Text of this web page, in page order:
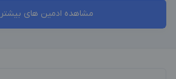
مشاهده ادمین های بیشتر